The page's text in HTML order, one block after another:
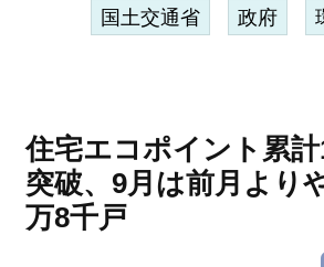
国土交通省 政府
住宅エコポイント累
突破、9月は前月より
万8千戸